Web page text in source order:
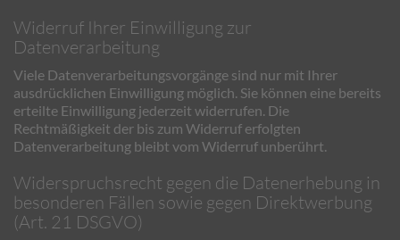
Widerruf Ihrer Einwilligung zur
Datenverarbeitung
Viele Datenverarbeitungsvorgänge sind nur mit Ihrer
ausdrücklichen Einwilligung möglich. Sie können eine bereits
erteilte Einwilligung jederzeit widerrufen. Die
Rechtmäßigkeit der bis zum Widerruf erfolgten
Datenverarbeitung bleibt vom Widerruf unberührt.
Widerspruchsrecht gegen die Datenerhebung in
besonderen Fällen sowie gegen Direktwerbung
(Art. 21 DSGVO)